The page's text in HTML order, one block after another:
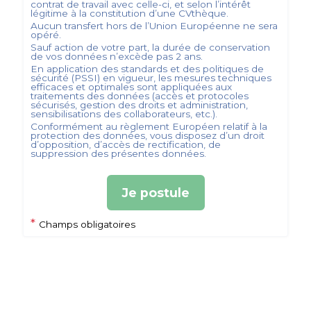
contrat de travail avec celle-ci, et selon l’intérêt
légitime à la constitution d’une CVthèque.
Aucun transfert hors de l’Union Européenne ne sera
opéré.
Sauf action de votre part, la durée de conservation
de vos données n’excède pas 2 ans.
En application des standards et des politiques de
sécurité (PSSI) en vigueur, les mesures techniques
efficaces et optimales sont appliquées aux
traitements des données (accès et protocoles
sécurisés, gestion des droits et administration,
sensibilisations des collaborateurs, etc.).
Conformément au règlement Européen relatif à la
protection des données, vous disposez d’un droit
d’opposition, d’accès de rectification, de
suppression des présentes données.
Je postule
* Champs obligatoires